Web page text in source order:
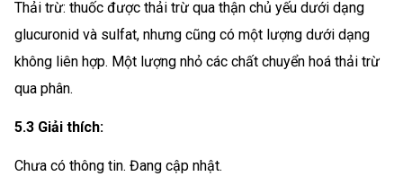
Thải trừ: thuốc được thải trừ qua thận chủ yếu dưới dạng
glucuronid và sulfat, nhưng cũng có một lượng dưới dạng
không liên hợp. Một lượng nhỏ các chất chuyển hoá thải trừ
qua phân.
5.3 Giải thích:
Chưa có thông tin. Đang cập nhật.